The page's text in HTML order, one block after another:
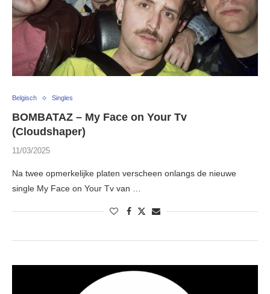
Belgisch Singles
BOMBATAZ – My Face on Your Tv
(Cloudshaper)
11/03/2025
Na twee opmerkelijke platen verscheen onlangs de nieuwe
single My Face on Your Tv van …